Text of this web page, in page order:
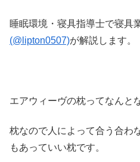
睡眠環境・寝具指導士で寝具
(@lipton0507)が解説します。
エアウィーヴの枕ってなんと
枕なので人によって合う合わ
もあっていい枕です。